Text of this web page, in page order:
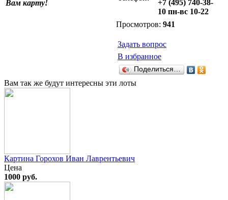
Вам карту!
+7 (495) 740-38-
10 пн-вс 10-22
Просмотров: 941
Задать вопрос
В избранное
Поделиться…
Вам так же будут интересны эти лоты
Картина Горохов Иван Лаврентьевич
Цена
1000 руб.